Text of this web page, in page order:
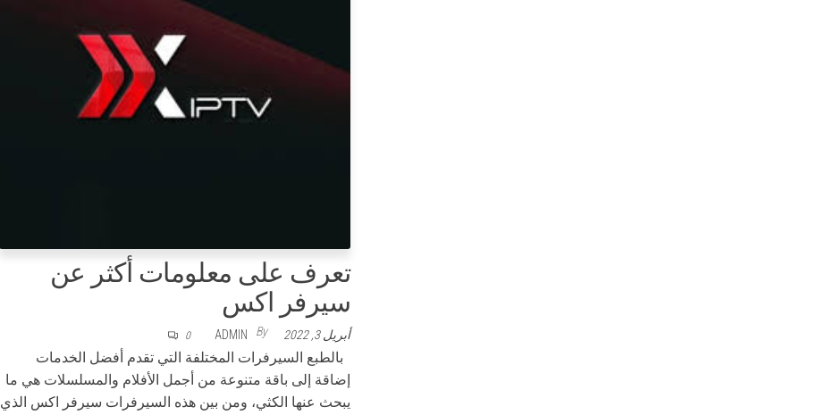
تعرف على معلومات أكثر عن
سيرفر اكس
أبريل 3, 2022 By
ADMIN
0
بالطبع السيرفرات المختلفة التي تقدم أفضل الخدمات
إضاقة إلى باقة متنوعة من أجمل الأفلام والمسلسلات هي ما
يبحث عنها الكثي، ومن بين هذه السيرفرات سيرفر اكس الذي